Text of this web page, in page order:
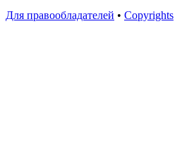
Для правообладателей • Copyrights